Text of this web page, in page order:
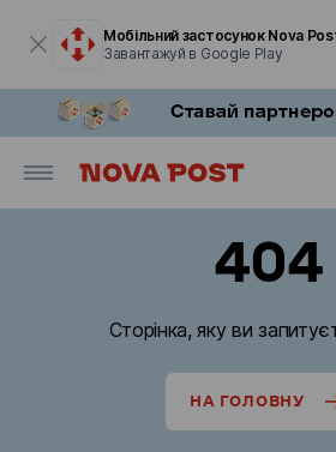
Мобільний застосунок Nova
Завантажуй в Google Play
404
Сторінка, яку ви
НА ГОЛОВНУ